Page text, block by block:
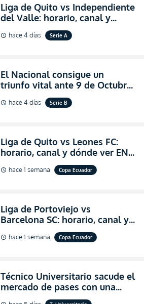
Liga de Quito vs Independiente
del Valle: horario, canal y
dónde ver EN VIVO el
partidazo por la fecha 24 de la
schedule hace 4 días Serie A
El Nacional consigue un
triunfo vital ante 9 de Octubre
para encender la fe en la
salvación
schedule hace 4 días Serie B
Liga de Quito vs Leones FC:
horario, canal y dónde ver EN
VIVO los octavos de final de la
Copa Ecuador 2026
schedule hace 1 semana Copa Ecuador
Liga de Portoviejo vs
Barcelona SC: horario, canal y
dónde ver EN VIVO los octavos
de final de la Copa Ecuador
schedule hace 1 semana Copa Ecuador
Técnico Universitario sacude el
mercado de pases con una
verdadera revolución para